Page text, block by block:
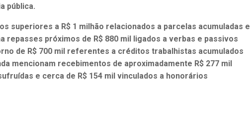
pública.
superiores a R$ 1 milhão relacionados a parcelas acumuladas e
próximos de R$ 880 mil ligados a verbas e passivos
de R$ 700 mil referentes a créditos trabalhistas acumulados
mencionam recebimentos de aproximadamente R$ 277 mil
e cerca de R$ 154 mil vinculados a honorários